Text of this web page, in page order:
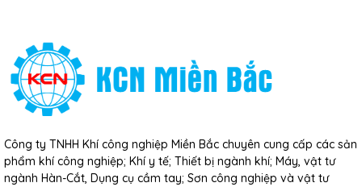
Công ty TNHH Khí công nghiệp Miền Bắc chuyên cung cấp các sản
phẩm khí công nghiệp; Khí y tế; Thiết bị ngành khí; Máy, vật tư
ngành Hàn-Cắt, Dụng cụ cầm tay; Sơn công nghiệp và vật tư